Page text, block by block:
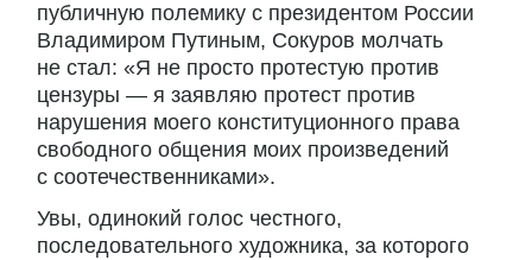
публичную полемику с президентом России
Владимиром Путиным, Сокуров молчать
не стал: «Я не просто протестую против
цензуры — я заявляю протест против
нарушения моего конституционного права
свободного общения моих произведений
с соотечественниками».
Увы, одинокий голос честного,
последовательного художника, за которого